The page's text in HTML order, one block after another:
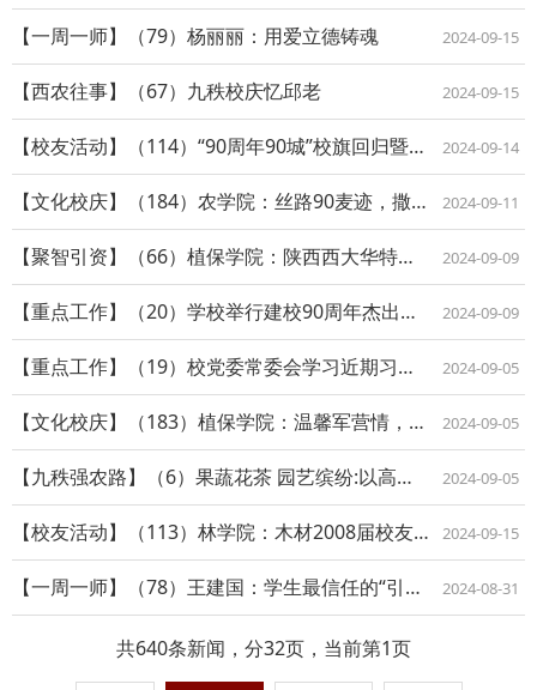
【一周一师】（79）杨丽丽：用爱立德铸魂 2024-09-15
【西农往事】（67）九秩校庆忆邱老 2024-09-15
【校友活动】（114）“90周年90城”校旗回归暨校庆物资捐赠仪式 2024-09-14
【文化校庆】（184）农学院：丝路90麦迹，撒播九秩荣光 2024-09-11
【聚智引资】（66）植保学院：陕西西大华特公司向我校捐赠10万元 2024-09-09
【重点工作】（20）学校举行建校90周年杰出成果先进典型颁奖暨2024年教师节表... 2024-09-09
【重点工作】（19）校党委常委会学习近期习近平总书记重要讲话精神，研究90周年校... 2024-09-05
【文化校庆】（183）植保学院：温馨军营情，暖心生日会 2024-09-05
【九秩强农路】（6）果蔬花茶 园艺缤纷:以高质量党建引领高水平科技创新 2024-09-05
【校友活动】（113）林学院：木材2008届校友欢聚母校 2024-09-15
【一周一师】（78）王建国：学生最信任的“引路人“ 2024-08-31
共640条新闻，分32页，当前第1页